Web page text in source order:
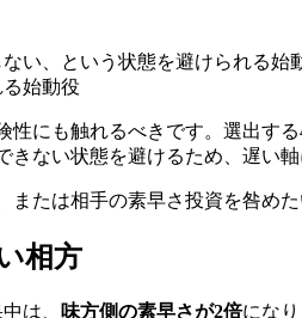
い、という状態を避けられる始
始動役
にも触れるべきです。選出す
ない状態を避けるため、遅い
たは相手の素早さ投資を咎め
相方
は、 味方側の素早さが2倍になり